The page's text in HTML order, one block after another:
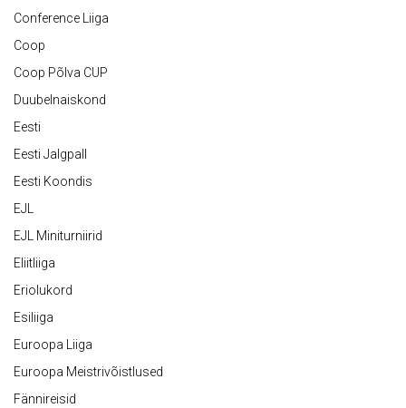
Conference Liiga
Coop
Coop Põlva CUP
Duubelnaiskond
Eesti
Eesti Jalgpall
Eesti Koondis
EJL
EJL Miniturniirid
Eliitliiga
Eriolukord
Esiliiga
Euroopa Liiga
Euroopa Meistrivõistlused
Fännireisid